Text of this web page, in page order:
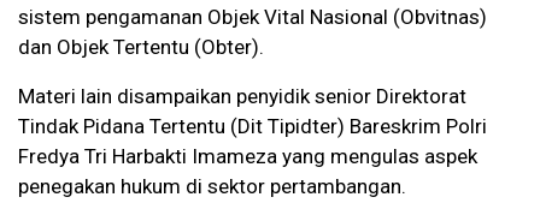
sistem pengamanan Objek Vital Nasional (Obvitnas)
dan Objek Tertentu (Obter).
Materi lain disampaikan penyidik senior Direktorat
Tindak Pidana Tertentu (Dit Tipidter) Bareskrim Polri
Fredya Tri Harbakti Imameza yang mengulas aspek
penegakan hukum di sektor pertambangan.